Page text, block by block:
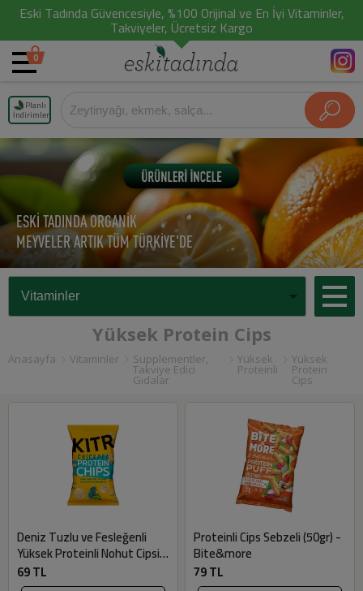
Eski Tadında Güvencesiyle, %100 Orijinal ve En İyi Vitaminler,
Takviyeler, Ücretsiz Kargo
0
Planlı
İndirimler
ESKİ TADINDA ORGANİK
MEYVELER ARTIK TÜM TÜRKİYE'DE
Yüksek Protein Cips
Anasayfa Vitaminler Supplementler,
Takviye Edici
Gıdalar
Yüksek
Proteinli
Yüksek
Protein
Cips
Deniz Tuzlu ve Fesleğenli
Yüksek Proteinli Nohut Cipsi
(50gr) - Kıtr
69 TL
Proteinli Cips Sebzeli (50gr) -
Bite&more
79 TL